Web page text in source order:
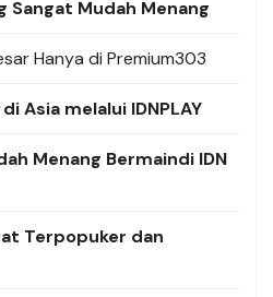
Sangat Mudah Menang
Hanya di Premium303
Asia melalui IDNPLAY
Menang Bermaindi IDN
Terpopuker dan